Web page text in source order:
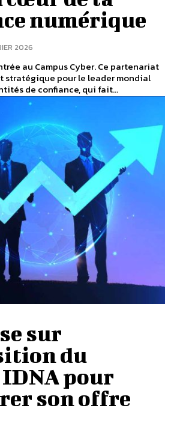
numérique
2026
au Campus Cyber. Ce partenariat
stratégique pour le leader mondial
de confiance, qui fait...
sur
du
pour
son offre